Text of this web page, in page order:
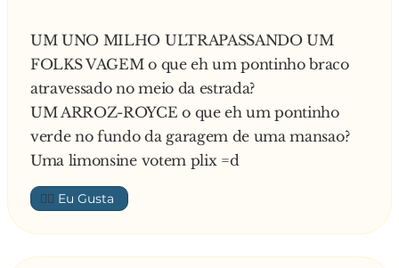
UM UNO MILHO ULTRAPASSANDO UM
FOLKS VAGEM o que eh um pontinho braco
atravessado no meio da estrada?
UM ARROZ-ROYCE o que eh um pontinho
verde no fundo da garagem de uma mansao?
Uma limonsine votem plix =d
👍🏼